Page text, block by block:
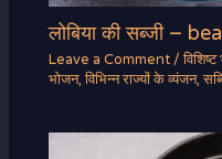
लोबिया की सब्जी –
Leave a Comment /
भोजन,विभिन्न राज्यों के व्यंजन,